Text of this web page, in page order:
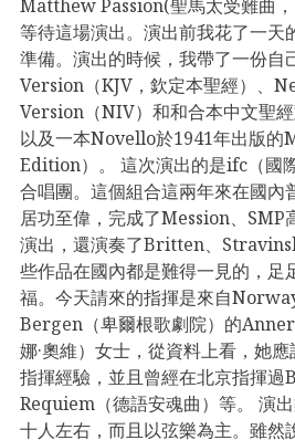
Matthew Passion(聖馬太受難曲
等待這場演出。演出前我花了一天
準備。演出的時候，我帶了一份自
Version（KJV，欽定本聖經）、
Version（NIV）和和合本中文聖
以及一本Novello於1941年出版的
Edition）。 這次演出的是ifc（國
合唱團。這個組合這兩年來在國內
居功至偉，完成了Mession、SMP
演出，還演奏了Britten、
些作品在國內都是難得一見的，足
福。今天請來的指揮是來自
Bergen（卑爾根歌劇院）的
娜·奧維）女士，從資料上看，她
指揮經驗，並且曾經在北京指揮
Requiem（德語安魂曲）等。 演
十人左右，而且以弦樂為主。雖然